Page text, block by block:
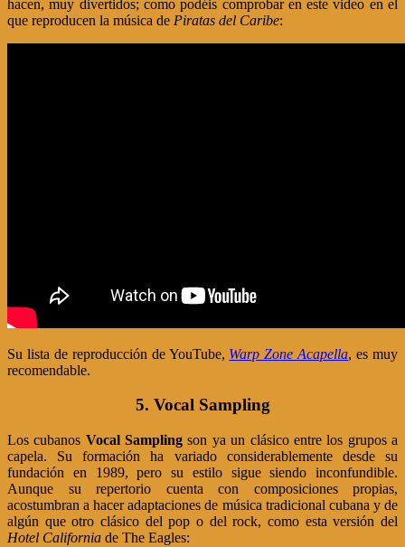
hacen, muy divertidos; como podéis comprobar en este video en el
que reproducen la música de Piratas del Caribe:
Su lista de reproducción de YouTube, Warp Zone Acapella, es muy
recomendable.
5. Vocal Sampling
Los cubanos Vocal Sampling son ya un clásico entre los grupos a
capela. Su formación ha variado considerablemente desde su
fundación en 1989, pero su estilo sigue siendo inconfundible.
Aunque su repertorio cuenta con composiciones propias,
acostumbran a hacer adaptaciones de música tradicional cubana y de
algún que otro clásico del pop o del rock, como esta versión del
Hotel California de The Eagles: